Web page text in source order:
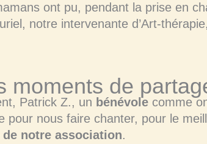
ont pu, pendant la prise en
notre intervenante d’Art-
moments de
Patrick Z., un bénévolecomme
pour nous faire chanter, pour le
de notre association.